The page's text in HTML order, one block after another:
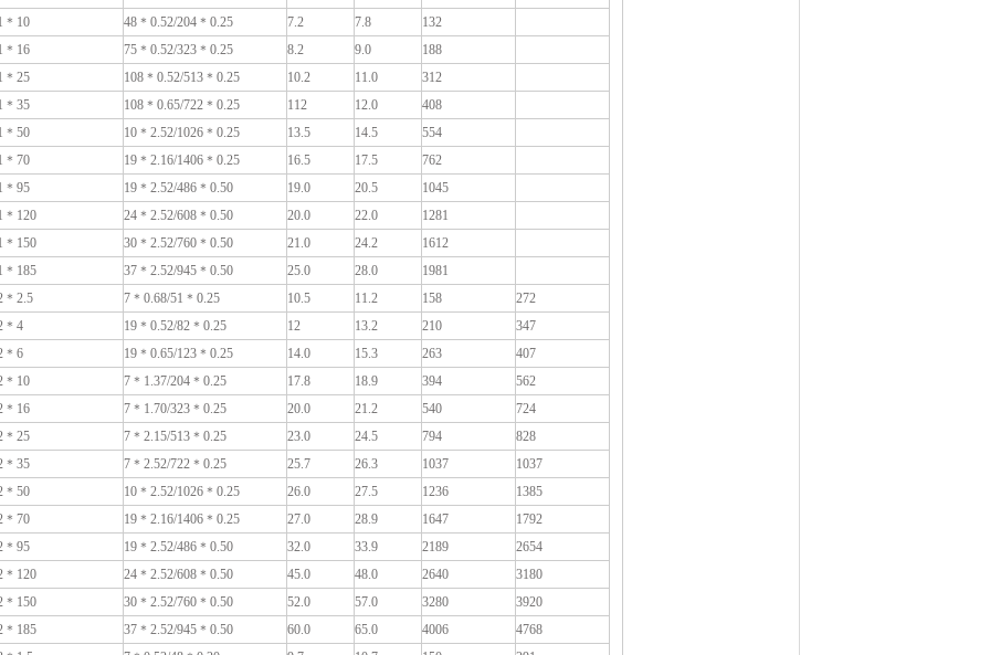
＊10
48＊0.52/204＊0.25 7.2 7.8
132
＊16
75＊0.52/323＊0.25 8.2 9.0
188
＊25
108＊0.52/513＊0.25 10.2 11.0
312
＊35
108＊0.65/722＊0.25 112 12.0
408
＊50
10＊2.52/1026＊0.25 13.5 14.5
554
＊70
19＊2.16/1406＊0.25 16.5 17.5
762
＊95
19＊2.52/486＊0.50 19.0 20.5
1045
＊120
24＊2.52/608＊0.50 20.0 22.0
1281
＊150
30＊2.52/760＊0.50 21.0 24.2
1612
＊185
37＊2.52/945＊0.50 25.0 28.0
1981
＊2.5
7＊0.68/51＊0.25 10.5 11.2 158
272
＊4
19＊0.52/82＊0.25 12 13.2 210
347
＊6
19＊0.65/123＊0.25 14.0 15.3 263
407
＊10
7＊1.37/204＊0.25 17.8 18.9 394
562
＊16
7＊1.70/323＊0.25 20.0 21.2 540
724
＊25
7＊2.15/513＊0.25 23.0 24.5 794
828
＊35
7＊2.52/722＊0.25 25.7 26.3 1037
1037
＊50
10＊2.52/1026＊0.25 26.0 27.5 1236
1385
＊70
19＊2.16/1406＊0.25 27.0 28.9 1647
1792
＊95
19＊2.52/486＊0.50 32.0 33.9 2189
2654
＊120
24＊2.52/608＊0.50 45.0 48.0 2640
3180
＊150
30＊2.52/760＊0.50 52.0 57.0 3280
3920
＊185
37＊2.52/945＊0.50 60.0 65.0 4006
4768